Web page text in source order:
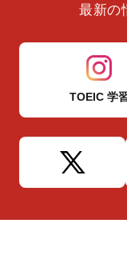
最新の
TOEIC 学